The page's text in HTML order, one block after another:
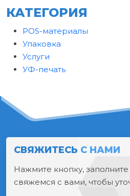
КАТЕГОРИЯ
POS-материалы
Упаковка
Услуги
УФ-печать
СВЯЖИТЕСЬ С НАМИ
Нажмите кнопку,
свяжемся с вами, чтобы